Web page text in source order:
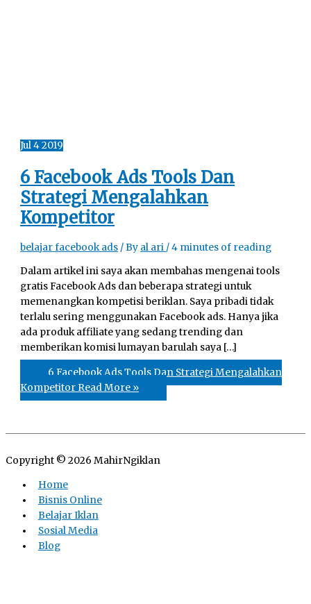
Jul42019
6 Facebook Ads Tools Dan
Strategi Mengalahkan
Kompetitor
belajar facebook ads / By al ari /4 minutes of reading
Dalam artikel ini saya akan membahas mengenai tools
gratis Facebook Ads dan beberapa strategi untuk
memenangkan kompetisi beriklan. Saya pribadi tidak
terlalu sering menggunakan Facebook ads. Hanya jika
ada produk affiliate yang sedang trending dan
memberikan komisi lumayan barulah saya […]
6 Facebook Ads Tools Dan Strategi Mengalahkan
Kompetitor Read More »
Copyright © 2026 MahirNgiklan
Home
Bisnis Online
Belajar Iklan
Sosial Media
Blog